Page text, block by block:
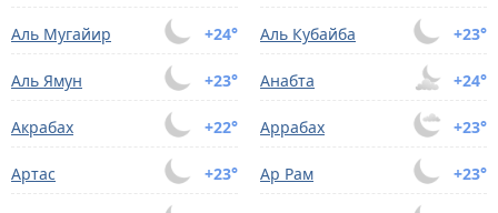
+24°
Аль Мугайир +23°
Аль Кубайба
+23°
Аль Ямун +24°
Анабта
+22°
Акрабах +23°
Аррабах
+23°
Артас +23°
Ар Рам